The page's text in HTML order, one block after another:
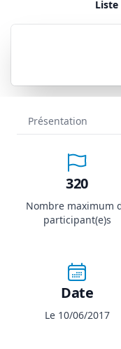
320
Nombre maximum
participant(e)s
Date
Le 10/06/2017